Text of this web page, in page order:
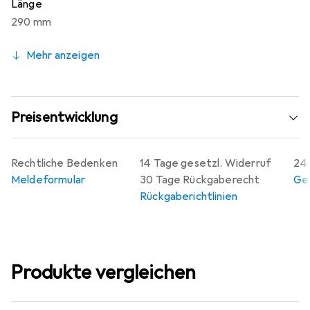
Länge
290 mm
Mehr anzeigen
Preisentwicklung
14 Tage gesetzl. Widerruf
30 Tage Rückgaberecht
Rückgaberichtlinien
24
Rechtliche Bedenken
Meldeformular
Produkte vergleichen